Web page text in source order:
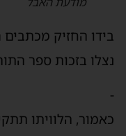
החזיק מכתבים
בזכות ספר